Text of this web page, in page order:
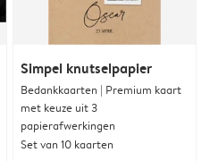
Simpel knutselpapier
Bedankkaarten | Premium kaart
met keuze uit 3
papierafwerkingen
Set van 10 kaarten